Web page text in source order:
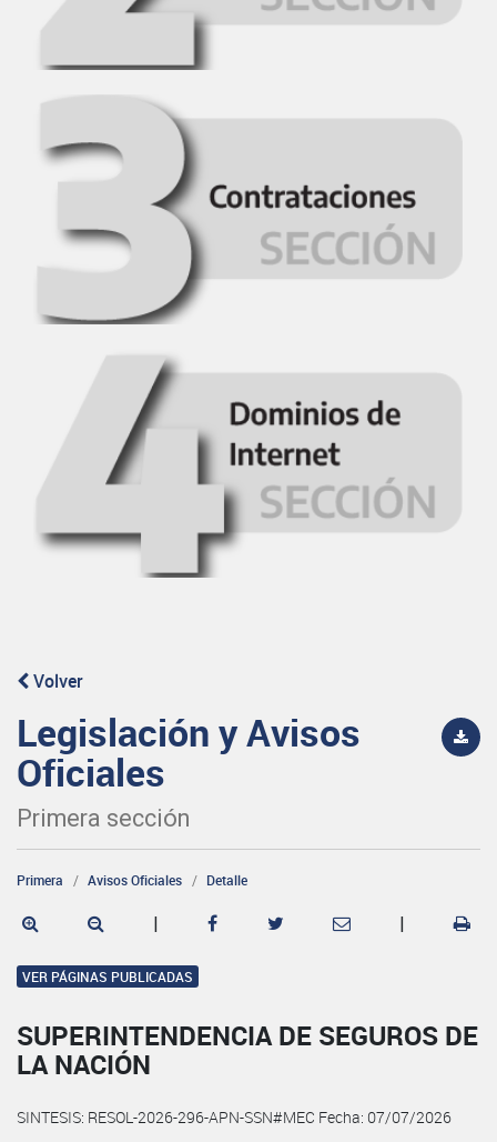
Volver
Legislación y Avisos
Oficiales
Primera sección
Primera Avisos Oficiales Detalle
| |
VER PÁGINAS PUBLICADAS
SUPERINTENDENCIA DE SEGUROS DE
LA NACIÓN
SINTESIS: RESOL-2026-296-APN-SSN#MEC Fecha: 07/07/2026